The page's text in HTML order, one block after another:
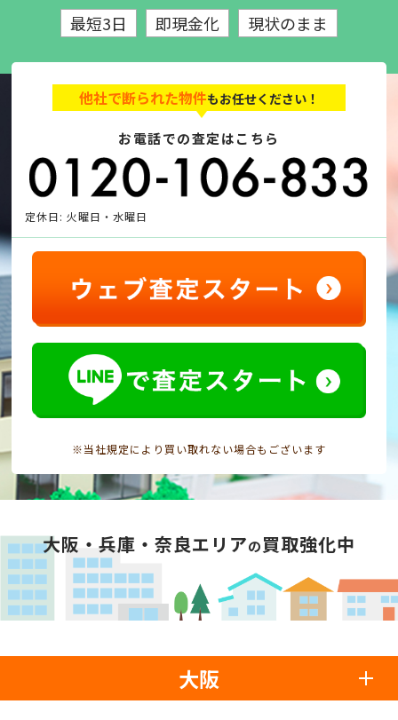
最短3日 即現金化 現状のまま
他社で断られた物件もお任せください！
お電話での査定はこちら
定休日: 火曜日・水曜日
※当社規定により買い取れない場合もございます
大阪・兵庫・奈良エリアの買取強化中
大阪